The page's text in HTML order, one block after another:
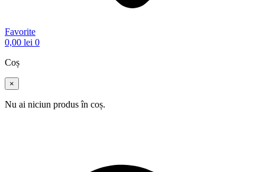
Favorite
0,00 lei 0
Coș
×
Nu ai niciun produs în coș.